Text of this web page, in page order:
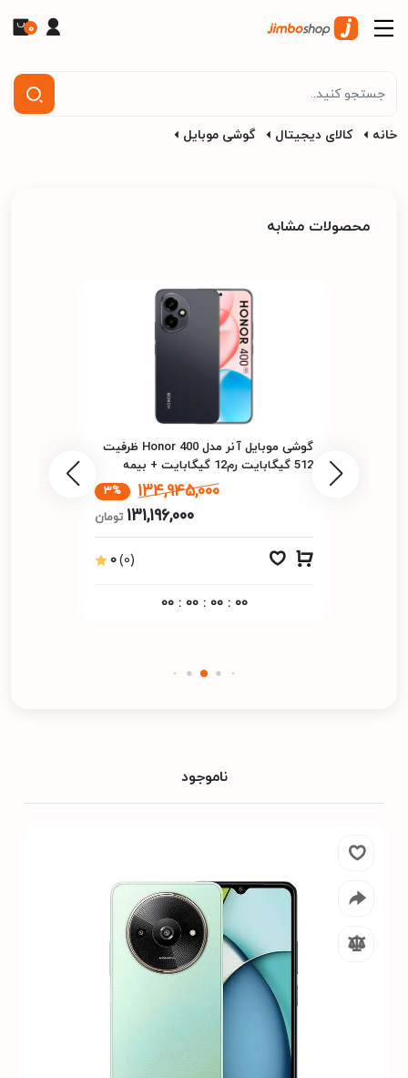
0
خانه کالای دیجیتال گوشی موبایل
محصولات مشابه
گوشی موبایل آنر مدل Honor 400 ظرفیت
512 گیگابایت رم12 گیگابایت + بیمه
134,945,000
3%
131,196,000 تومان
0(0)
00 : 00 : 00 : 00
ناموجود